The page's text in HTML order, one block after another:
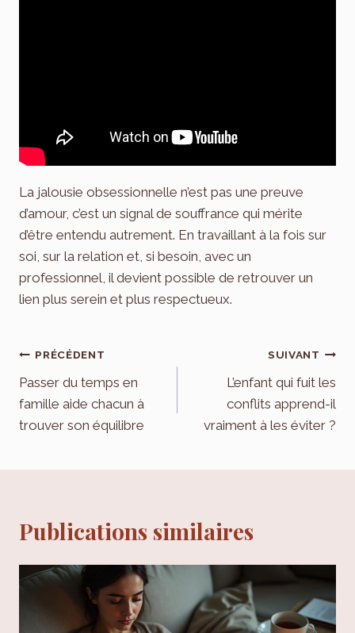
La jalousie obsessionnelle n’est pas une preuve
d’amour, c’est un signal de souffrance qui mérite
d’être entendu autrement. En travaillant à la fois sur
soi, sur la relation et, si besoin, avec un
professionnel, il devient possible de retrouver un
lien plus serein et plus respectueux.
Navigation
de
l’article
PRÉCÉDENT
Passer du temps en
famille aide chacun à
trouver son équilibre
SUIVANT
L’enfant qui fuit les
conflits apprend-il
vraiment à les éviter ?
Publications similaires